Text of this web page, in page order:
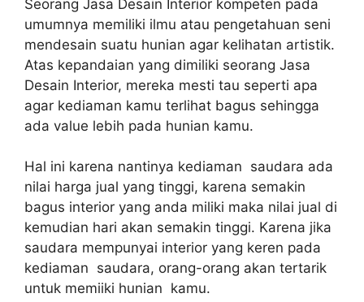
Seorang Jasa Desain Interior kompeten pada
umumnya memiliki ilmu atau pengetahuan seni
mendesain suatu hunian agar kelihatan artistik.
Atas kepandaian yang dimiliki seorang Jasa
Desain Interior, mereka mesti tau seperti apa
agar kediaman kamu terlihat bagus sehingga
ada value lebih pada hunian kamu.
Hal ini karena nantinya kediaman saudara ada
nilai harga jual yang tinggi, karena semakin
bagus interior yang anda miliki maka nilai jual di
kemudian hari akan semakin tinggi. Karena jika
saudara mempunyai interior yang keren pada
kediaman saudara, orang-orang akan tertarik
untuk memiiki hunian kamu.